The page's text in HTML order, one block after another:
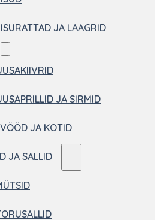
JA LAAGRID
JA SIRMID
JA KOTID
JA SALLID